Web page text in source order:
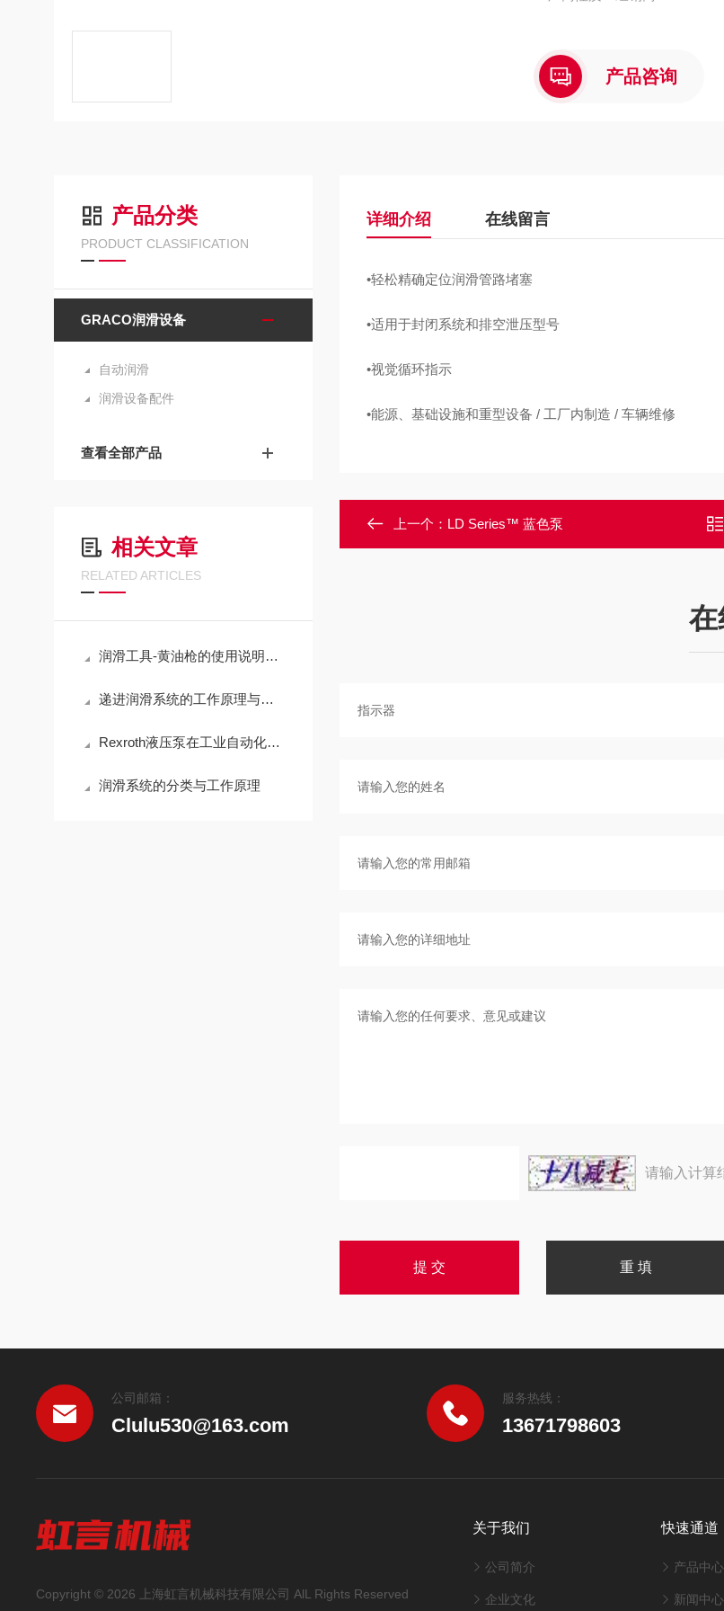
产品咨询
产品分类
PRODUCT CLASSIFICATION
GRACO润滑设备
自动润滑
润滑设备配件
查看全部产品
相关文章
RELATED ARTICLES
润滑工具-黄油枪的使用说明介绍
递进润滑系统的工作原理与技术解析
Rexroth液压泵在工业自动化中的应用
润滑系统的分类与工作原理
详细介绍 在线留言
•轻松精确定位润滑管路堵塞
•适用于封闭系统和排空泄压型号
•视觉循环指示
•能源、基础设施和重型设备 / 工厂内制造 / 车辆维修
上一个： LD Series™ 蓝色泵
在
请输入计算
公司邮箱：
Clulu530@163.com
服务热线：
13671798603
Copyright © 2026 上海虹言机械科技有限公司 AlL Rights Reserved
关于我们
公司简介
企业文化
快速通道
产品中心
新闻中心